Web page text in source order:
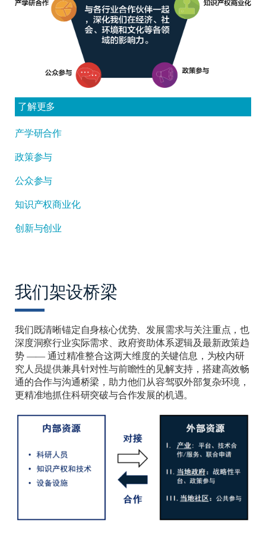
了解更多
产学研合作
政策参与
公众参与
知识产权商业化
创新与创业
我们架设桥梁
我们既清晰锚定自身核心优势、发展需求与关注重点，也
深度洞察行业实际需求、政府资助体系逻辑及最新政策趋
势 —— 通过精准整合这两大维度的关键信息，为校内研
究人员提供兼具针对性与前瞻性的见解支持，搭建高效畅
通的合作与沟通桥梁，助力他们从容驾驭外部复杂环境，
更精准地抓住科研突破与合作发展的机遇。